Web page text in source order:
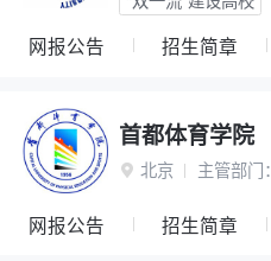
网报公告 招生简章
首都体育学院
 北京 主管部门：
网报公告 招生简章